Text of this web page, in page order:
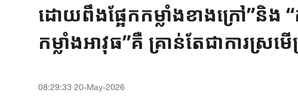
ដោយពឹងផ្អែកកម្លាំងខាងក្រៅ”និង “
កម្លាំងអាវុធ”គឺ គ្រាន់តែជាការស្រ
08:29:33 20-May-2026